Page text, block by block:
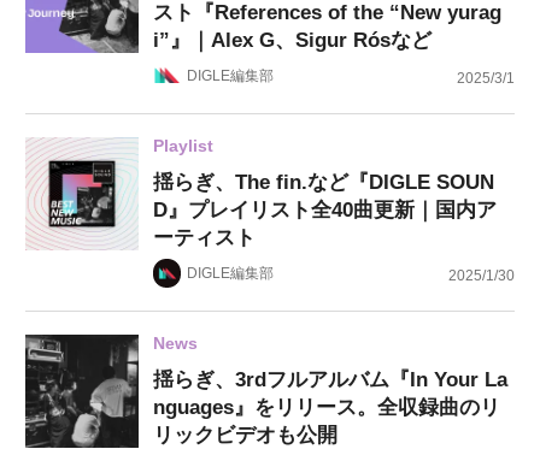
スト『References of the “New yurag
i”』｜Alex G、Sigur Rósなど
DIGLE編集部 2025/3/1
Playlist
揺らぎ、The fin.など『DIGLE SOUN
D』プレイリスト全40曲更新｜国内ア
ーティスト
DIGLE編集部 2025/1/30
News
揺らぎ、3rdフルアルバム『In Your La
nguages』をリリース。全収録曲のリ
リックビデオも公開